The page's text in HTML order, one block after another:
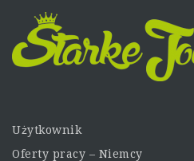
Użytkownik
Oferty pracy – Niemcy